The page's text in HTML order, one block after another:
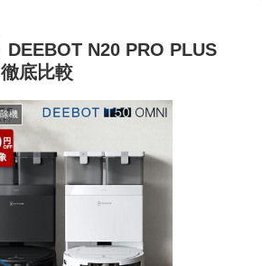
DEEBOT N20 PRO PLUS
底比較
機